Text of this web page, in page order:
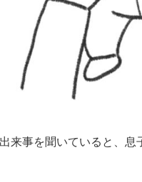
来事を聞いていると、